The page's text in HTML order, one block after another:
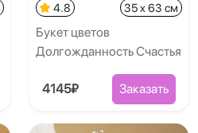
4.8 35 x 63 см
Букет цветов
Долгожданность Счастья
4145₽ Заказать